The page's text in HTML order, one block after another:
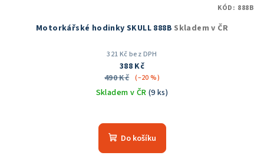
Motorkářské hodinky SKULL 888B Skladem v ČR
321 Kč bez DPH
388 Kč
490 Kč (–20 %)
Skladem v ČR (9 ks)
hodnocení
produktu
Do košíku
KÓD: 888B